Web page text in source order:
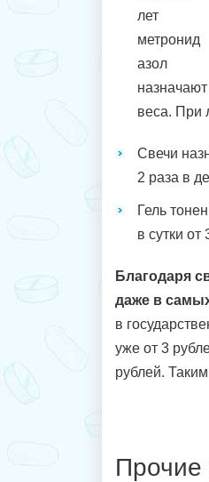
лет
метронид
азол
веса. При
Свечи
2 раза в
Гель
в сутки от
Благодаря
даже в
в
уже от 3
рублей.
Прочие